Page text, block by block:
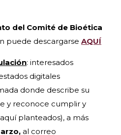
del Comité de Bioética
puede descargarse AQUÍ
: interesados
digitales
donde describe su
y reconoce cumplir y
planteados), a más
al correo